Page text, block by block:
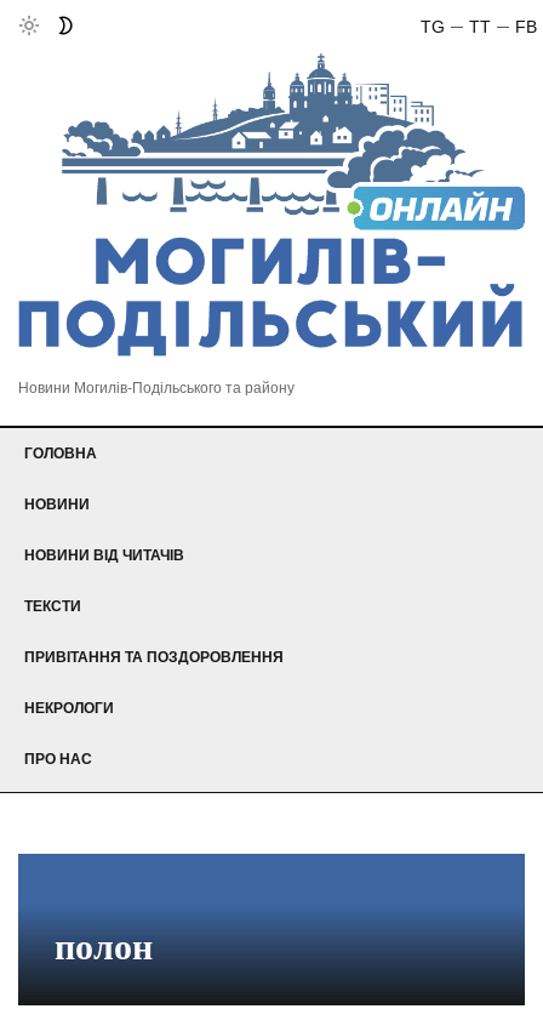
FB
TT
TG
Новини Могилів-Подільського та району
ГОЛОВНА
НОВИНИ
НОВИНИ ВІД ЧИТАЧІВ
ТЕКСТИ
ПРИВІТАННЯ ТА ПОЗДОРОВЛЕННЯ
НЕКРОЛОГИ
ПРО НАС
полон